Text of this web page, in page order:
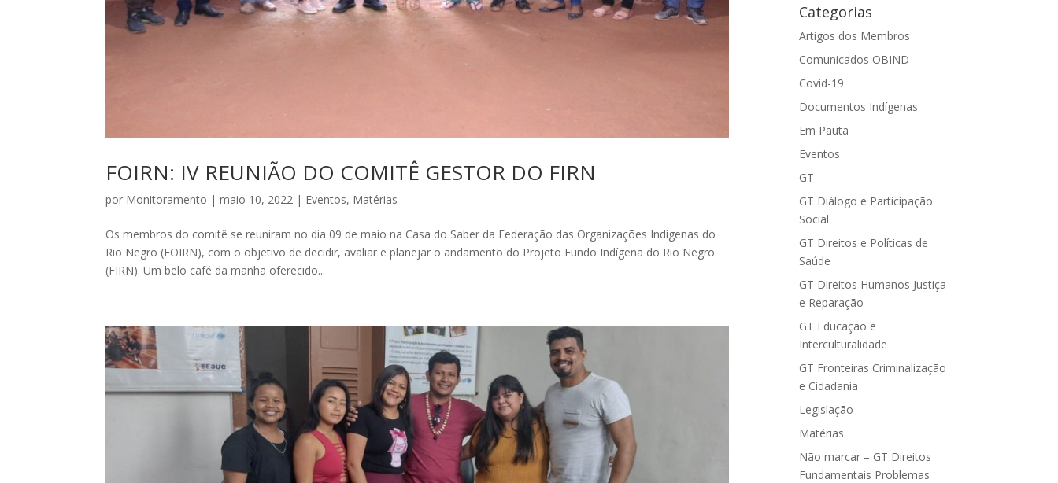
FOIRN: IV REUNIÃO DO COMITÊ GESTOR DO FIRN
por Monitoramento |maio 10, 2022 | Eventos, Matérias
Os membros do comitê se reuniram no dia 09 de maio na Casa do Saber da Federação das Organizações Indígenas do
Rio Negro (FOIRN), com o objetivo de decidir, avaliar e planejar o andamento do Projeto Fundo Indígena do Rio Negro
(FIRN). Um belo café da manhã oferecido...
Categorias
Artigos dos Membros
Comunicados OBIND
Covid-19
Documentos Indígenas
Em Pauta
Eventos
GT
GT Diálogo e Participação
Social
GT Direitos e Políticas de
Saúde
GT Direitos Humanos Justiça
e Reparação
GT Educação e
Interculturalidade
GT Fronteiras Criminalização
e Cidadania
Legislação
Matérias
Não marcar – GT Direitos
Fundamentais Problemas